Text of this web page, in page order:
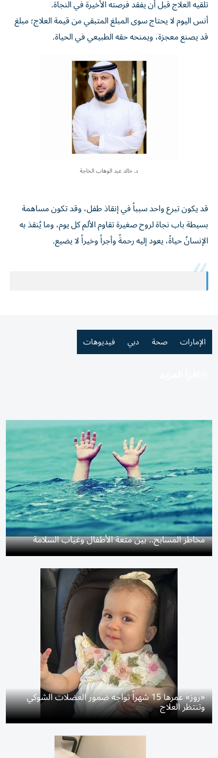
تلقيه العلاج قبل أن يفقد فرصته الأخيرة في النجاة.
أنس اليوم لا يحتاج سوى المبلغ المتبقي من قيمة العلاج؛ مبلغ
قد يصنع معجزة، ويمنحه حقه الطبيعي في الحياة.
د. خالد عبد الوهاب الخاجة
قد يكون تبرع واحد سبباً في إنقاذ طفل، وقد تكون مساهمة
بسيطة باب نجاة لروح صغيرة تقاوم الألم كل يوم، وما يُنقذ به
الإنسانُ حياةً، يعود إليه رحمةً وأجراً وخيراً لا يضيع.
الإمارات صحة دبي فيديوهات
مخاطر المسابح.. بين متعة الأطفال وغياب السلامة
«روز» عمرها 15 شهراً تواجه ضمور العضلات الشوكي
وتنتظر العلاج